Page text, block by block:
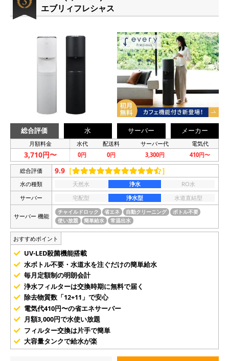
エブリィフレシャス
総合評価 水 サーバー メーカー
月額料金 水代 配送料 サーバー代 電気代
3,710円〜 0円 0円 3,300円 410円〜
総合評価 9.9 ［ ］
水の種類 天然水 浄水
RO水
サーバー
宅配型 浄水型 水道直結型
サーバー 機能
チャイルドロック 省エネ 自動クリーニング
ボトル不要
使い放題
簡単給水 常温出水
おすすめポイント
UV-LED殺菌機能搭載
水ボトル不要・水道水を注ぐだけの簡単給水
毎月定額制の明朗会計
浄水フィルターは交換時期に無料で届く
除去物質数「12+11」で安心
電気代410円〜の省エネサーバー
月額3,000円で水使い放題
フィルター交換は片手で簡単
大容量タンクで給水が楽